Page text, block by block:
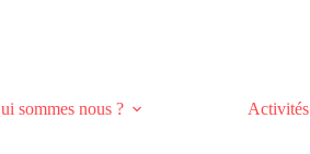
sommes nous ? Activités